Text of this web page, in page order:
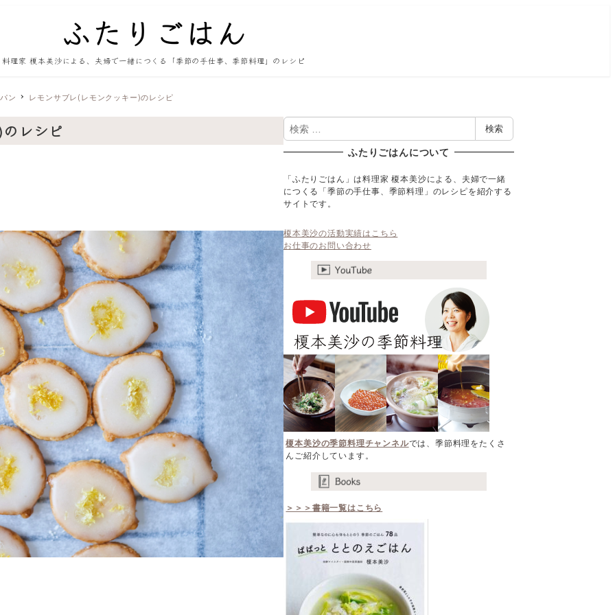
料理家 榎本美沙による、夫婦で一緒につくる「季節の手仕事、季節料理」のレシピ
ン レモンサブレ(レモンクッキー)のレシピ
レシピ
検
索
検索
ふたりごはんについて
「ふたりごはん」は料理家 榎本美沙による、夫婦で一緒
につくる「季節の手仕事、季節料理」のレシピを紹介する
サイトです。
榎本美沙の活動実績はこちら
お仕事のお問い合わせ
榎本美沙の季節料理チャンネルでは、季節料理をたくさ
んご紹介しています。
＞＞＞書籍一覧はこちら